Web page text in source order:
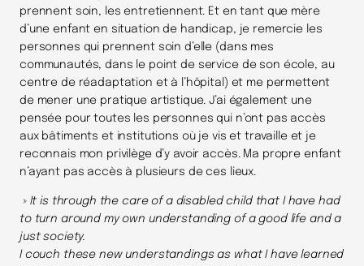
prennent soin, les entretiennent. Et en tant que mère
d’une enfant en situation de handicap, je remercie les
personnes qui prennent soin d’elle (dans mes
communautés, dans le point de service de son école, au
centre de réadaptation et à l’hôpital) et me permettent
de mener une pratique artistique. J’ai également une
pensée pour toutes les personnes qui n’ont pas accès
aux bâtiments et institutions où je vis et travaille et je
reconnais mon privilège d’y avoir accès. Ma propre enfant
n’ayant pas accès à plusieurs de ces lieux.
»It is through the care of a disabled child that I have had
to turn around my own understanding of a good life and a
just society.
I couch these new understandings as what I have learned